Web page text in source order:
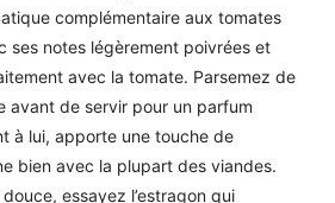
complémentaire aux tomates
ses notes légèrement poivrées et
avec la tomate. Parsemez de
avant de servir pour un parfum
à lui, apporte une touche de
bien avec la plupart des viandes.
essayez l’estragon qui